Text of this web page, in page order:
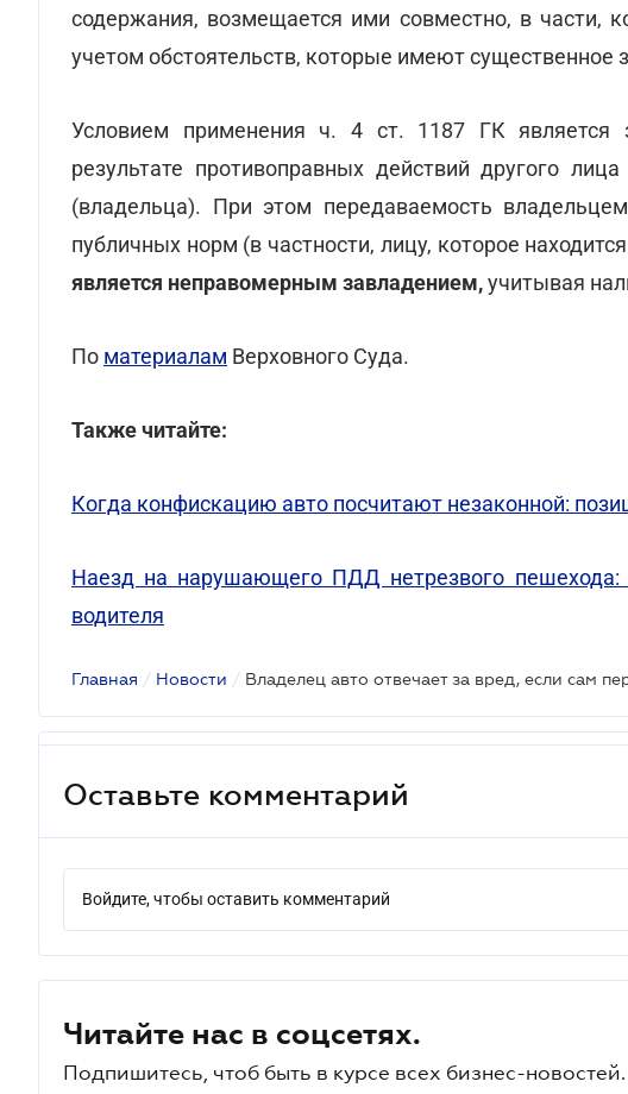
содержания, возмещается ими совместно, в части,
учетом обстоятельств, которые имеют существенное
Условием применения ч. 4 ст. 1187 ГК является
результате противоправных действий другого
(владельца). При этом передаваемость
публичных норм (в частности, лицу, которое
является неправомерным завладением,учитывая
По материалам Верховного Суда.
Также читайте:
Когда конфискацию авто посчитают незаконной:
Наезд на нарушающего ПДД нетрезвого пешехода:
водителя
Главная / Новости /
Оставьте комментарий
Войдите, чтобы оставить комментарий
Читайте нас в соцсетях.
Подпишитесь, чтоб быть в курсе всех бизнес-новостей.